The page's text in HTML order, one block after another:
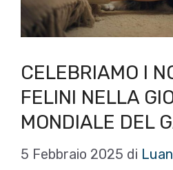
CELEBRIAMO I
FELINI NELLA
MONDIALE DEL
5 Febbraio 2025 di